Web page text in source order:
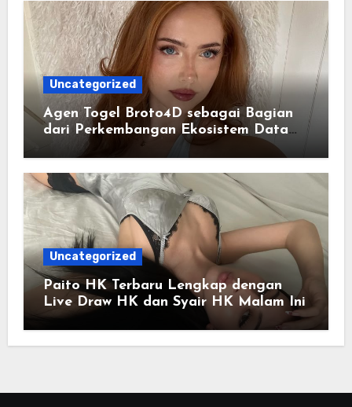
Uncategorized
Agen Togel Broto4D sebagai Bagian
dari Perkembangan Ekosistem Data
Digital Saat Ini
Uncategorized
Paito HK Terbaru Lengkap dengan
Live Draw HK dan Syair HK Malam Ini